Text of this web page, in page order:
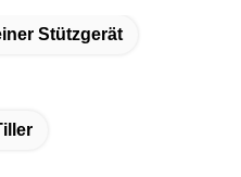
Stützgerät